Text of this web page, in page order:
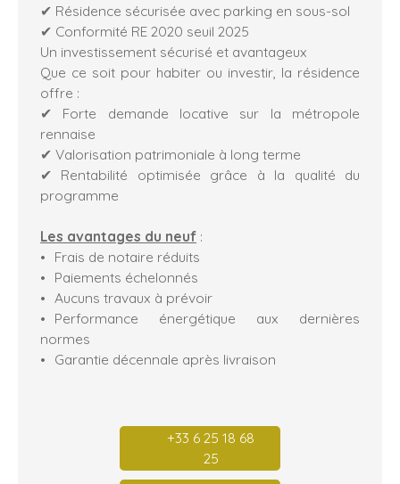
✔ Résidence sécurisée avec parking en sous-sol
✔ Conformité RE 2020 seuil 2025
Un investissement sécurisé et avantageux
Que ce soit pour habiter ou investir, la résidence
offre :
✔ Forte demande locative sur la métropole
rennaise
✔ Valorisation patrimoniale à long terme
✔ Rentabilité optimisée grâce à la qualité du
programme
Les avantages du neuf :
Frais de notaire réduits
Paiements échelonnés
Aucuns travaux à prévoir
Performance énergétique aux dernières
normes
Garantie décennale après livraison
+33 6 25 18 68
25